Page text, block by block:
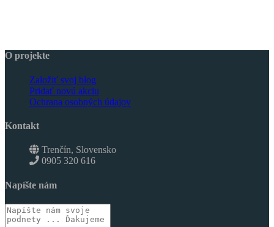
O projekte
Založiť svoj blog
Pridať novú akciu
Ochrana osobných údajov
Kontakt
Trenčín, Slovensko
0905 320 616
Napíšte nám